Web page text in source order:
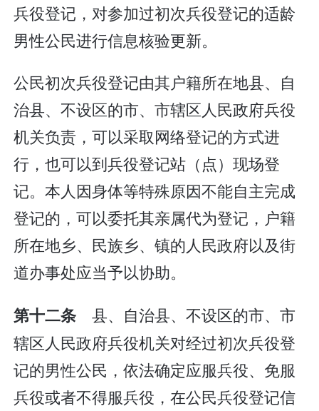
兵役登记，对参加过初次兵役登记的适龄
男性公民进行信息核验更新。
公民初次兵役登记由其户籍所在地县、自
治县、不设区的市、市辖区人民政府兵役
机关负责，可以采取网络登记的方式进
行，也可以到兵役登记站（点）现场登
记。本人因身体等特殊原因不能自主完成
登记的，可以委托其亲属代为登记，户籍
所在地乡、民族乡、镇的人民政府以及街
道办事处应当予以协助。
第十二条 县、自治县、不设区的市、市
辖区人民政府兵役机关对经过初次兵役登
记的男性公民，依法确定应服兵役、免服
兵役或者不得服兵役，在公民兵役登记信